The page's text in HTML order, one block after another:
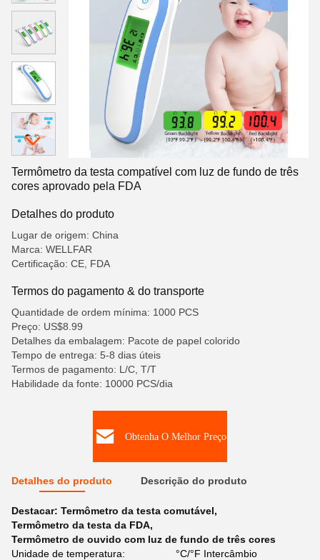
Termômetro da testa compatível com luz de fundo de três
cores aprovado pela FDA
Detalhes do produto
Lugar de origem: China
Marca: WELLFAR
Certificação: CE, FDA
Termos do pagamento & do transporte
Quantidade de ordem mínima: 1000 PCS
Preço: US$8.99
Detalhes da embalagem: Pacote de papel colorido
Tempo de entrega: 5-8 dias úteis
Termos de pagamento: L/C, T/T
Habilidade da fonte: 10000 PCS/dia
Obtenha O Melhor Preço
Detalhes do produto Descrição do produto
Destacar: Termômetro da testa comutável,
Termômetro da testa da FDA,
Termômetro de ouvido com luz de fundo de três cores
Unidade de temperatura:
°C/°F Intercâmbio